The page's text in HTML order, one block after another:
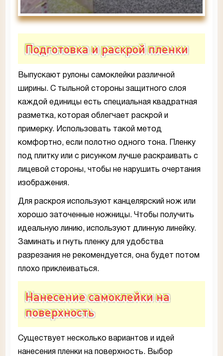
Подготовка и раскрой пленки
Выпускают рулоны самоклейки различной
ширины. С тыльной стороны защитного слоя
каждой единицы есть специальная квадратная
разметка, которая облегчает раскрой и
примерку. Использовать такой метод
комфортно, если полотно одного тона. Пленку
под плитку или с рисунком лучше раскраивать с
лицевой стороны, чтобы не нарушить очертания
изображения.
Для раскроя используют канцелярский нож или
хорошо заточенные ножницы. Чтобы получить
идеальную линию, используют длинную линейку.
Заминать и гнуть пленку для удобства
разрезания не рекомендуется, она будет потом
плохо приклеиваться.
Нанесение самоклейки на
поверхность
Существует несколько вариантов и идей
нанесения пленки на поверхность. Выбор